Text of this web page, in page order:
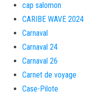
cap salomon
CARIBE WAVE 2024
Carnaval
Carnaval 24
Carnaval 26
Carnet de voyage
Case-Pilote